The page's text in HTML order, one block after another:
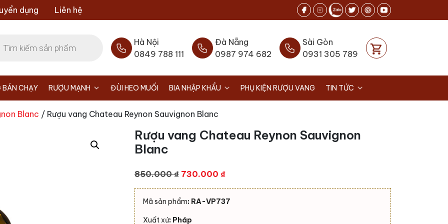
dụng Liên hệ
Hà Nội
0849 788 111
Đà Nẵng
0987 974 682
Sài Gòn
0931 305 789
BÁN CHẠY RƯỢU MẠNH ĐÙI HEO MUỐI BIA NHẬP KHẨU PHỤ KIỆN RƯỢU VANG TIN TỨC
Blanc / Rượu vang Chateau Reynon Sauvignon Blanc
Rượu vang Chateau Reynon Sauvignon
Blanc
850.000₫ Giá
gốc
là:
730.000 ₫Giá
hiện
tại
Mã sản phẩm: RA-VP737
Xuất xứ: Pháp